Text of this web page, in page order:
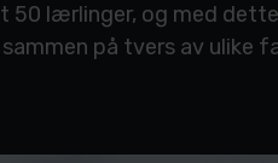
50 lærlinger, og med
på tvers av ulike